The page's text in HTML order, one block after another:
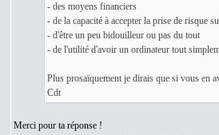
- des moyens financiers
- de la capacité à accepter la prise de risque
- d'être un peu bidouilleur ou pas du tout
- de l'utilité d'avoir un ordinateur tout
Plus prosaïquement je dirais que si vous en
Cdt
Merci pour ta réponse !